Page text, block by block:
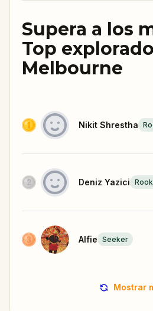
Supera a los
Top
Melbourne
Nikit Shrestha
Deniz Yazici
Alfie Seeker
Mostrar